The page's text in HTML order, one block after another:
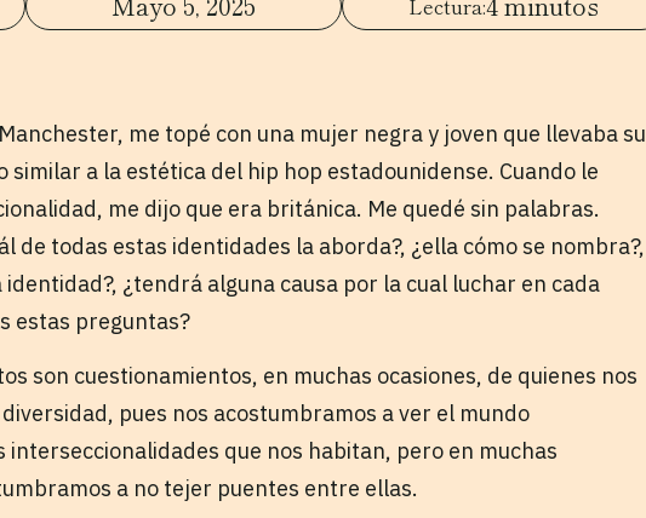
me topé con una mujer negra y joven que llevaba su
similar a la estética del hip hop estadounidense. Cuando le
me dijo que era británica. Me quedé sin palabras.
de todas estas identidades la aborda?, ¿ella cómo se nombra?,
¿tendrá alguna causa por la cual luchar en cada
estas preguntas?
son cuestionamientos, en muchas ocasiones, de quienes nos
pues nos acostumbramos a ver el mundo
que nos habitan, pero en muchas
a no tejer puentes entre ellas.